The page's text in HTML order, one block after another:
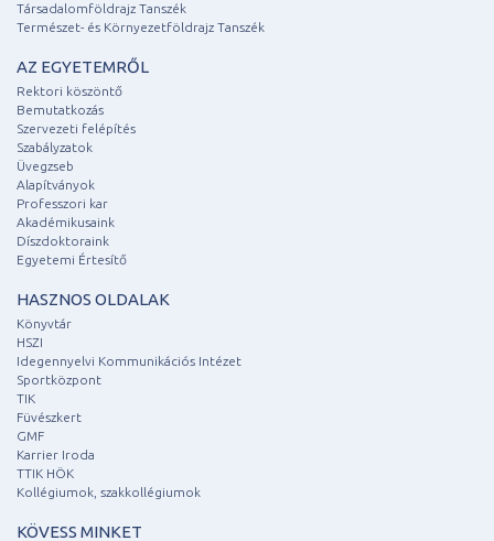
Társadalomföldrajz Tanszék
Természet- és Környezetföldrajz Tanszék
AZ EGYETEMRŐL
Rektori köszöntő
Bemutatkozás
Szervezeti felépítés
Szabályzatok
Üvegzseb
Alapítványok
Professzori kar
Akadémikusaink
Díszdoktoraink
Egyetemi Értesítő
HASZNOS OLDALAK
Könyvtár
HSZI
Idegennyelvi Kommunikációs Intézet
Sportközpont
TIK
Füvészkert
GMF
Karrier Iroda
TTIK HÖK
Kollégiumok, szakkollégiumok
KÖVESS MINKET